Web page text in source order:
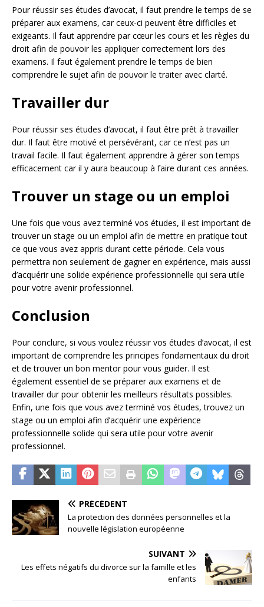
Pour réussir ses études d’avocat, il faut prendre le temps de se
préparer aux examens, car ceux-ci peuvent être difficiles et
exigeants. Il faut apprendre par cœur les cours et les règles du
droit afin de pouvoir les appliquer correctement lors des
examens. Il faut également prendre le temps de bien
comprendre le sujet afin de pouvoir le traiter avec clarté.
Travailler dur
Pour réussir ses études d’avocat, il faut être prêt à travailler
dur. Il faut être motivé et persévérant, car ce n’est pas un
travail facile. Il faut également apprendre à gérer son temps
efficacement car il y aura beaucoup à faire durant ces années.
Trouver un stage ou un emploi
Une fois que vous avez terminé vos études, il est important de
trouver un stage ou un emploi afin de mettre en pratique tout
ce que vous avez appris durant cette période. Cela vous
permettra non seulement de gagner en expérience, mais aussi
d’acquérir une solide expérience professionnelle qui sera utile
pour votre avenir professionnel.
Conclusion
Pour conclure, si vous voulez réussir vos études d’avocat, il est
important de comprendre les principes fondamentaux du droit
et de trouver un bon mentor pour vous guider. Il est
également essentiel de se préparer aux examens et de
travailler dur pour obtenir les meilleurs résultats possibles.
Enfin, une fois que vous avez terminé vos études, trouvez un
stage ou un emploi afin d’acquérir une expérience
professionnelle solide qui sera utile pour votre avenir
professionnel.
PRÉCÉDENT
La protection des données personnelles et la
nouvelle législation européenne
SUIVANT
Les effets négatifs du divorce sur la famille et les
enfants